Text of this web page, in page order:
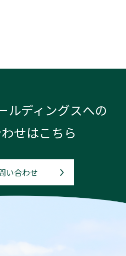
ルディングスへの
せはこちら
い合わせ